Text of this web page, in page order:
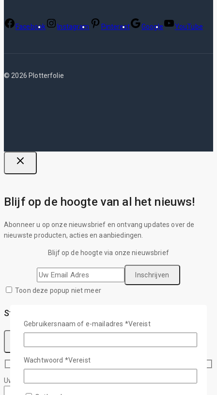
Facebook Instagram Pinterest Google YouTube
© 2026 Plotterfolie
Blijf op de hoogte van al het nieuws!
Abonneer u op onze nieuwsbrief en ontvang updates over de
nieuwste producten, acties en aanbiedingen.
Blijf op de hoogte via onze nieuwsbrief
Toon deze popup niet meer
Stel een vraag
Uw naam
Gebruikersnaam of e-mailadres *Vereist
Wachtwoord *Vereist